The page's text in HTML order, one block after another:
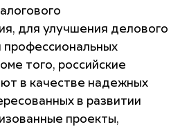
для улучшения делового
профессиональных
того, российские
в качестве надежных
в развитии
проекты,